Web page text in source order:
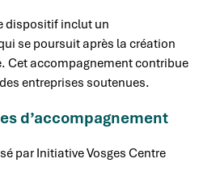
dispositif inclut un
se poursuit après la création
Cet accompagnement contribue
entreprises soutenues.
d’accompagnement
par Initiative Vosges Centre